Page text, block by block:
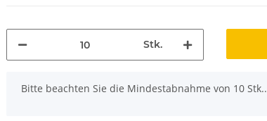
Stk.
x
Bitte beachten Sie die Mindestabnahme von 10 Stk..